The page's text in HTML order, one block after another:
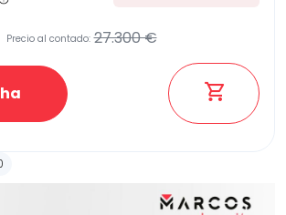
Precio al contado: 27.300 €